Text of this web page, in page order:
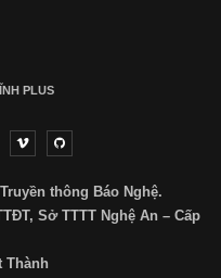
PLUS
thông Báo Nghệ.
Sở TTTT Nghệ An – Cấp
Thành